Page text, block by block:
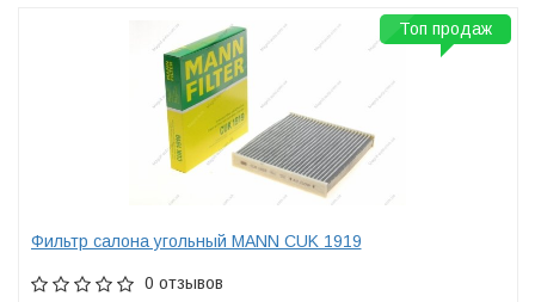
Фильтр салона угольный MANN CUK 1919
0 отзывов
Топ продаж